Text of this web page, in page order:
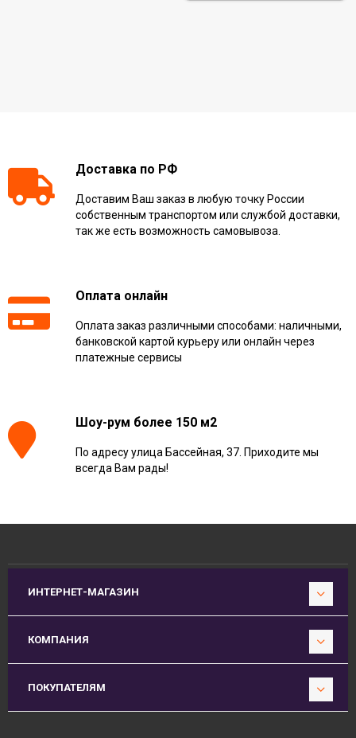
Доставка по РФ
Доставим Ваш заказ в любую точку России
собственным транспортом или службой доставки,
так же есть возможность самовывоза.
Оплата онлайн
Оплата заказ различными способами: наличными,
банковской картой курьеру или онлайн через
платежные сервисы
Шоу-рум более 150 м2
По адресу улица Бассейная, 37. Приходите мы
всегда Вам рады!
ИНТЕРНЕТ-МАГАЗИН
КОМПАНИЯ
ПОКУПАТЕЛЯМ